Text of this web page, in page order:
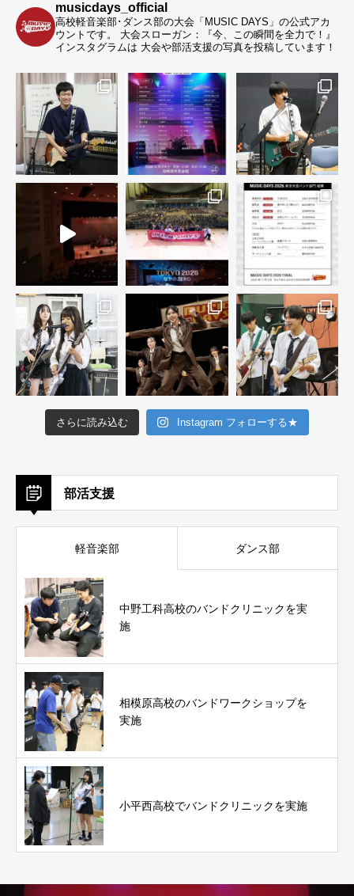
musicdays_official
高校軽音楽部･ダンス部の大会「MUSIC DAYS」の公式アカ
ウントです。
大会スローガン：『今、この瞬間を全力で！』
インスタグラムは 大会や部活支援の写真を投稿しています！
さらに読み込む Instagram フォローする★
部活支援
軽音楽部 ダンス部
中野工科高校のバンドクリニックを実
施
相模原高校のバンドワークショップを
実施
小平西高校でバンドクリニックを実施